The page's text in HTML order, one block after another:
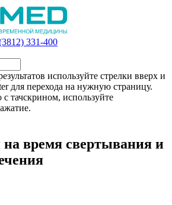
331-400
используйте стрелки вверх и
для перехода на нужную страницу.
с тачскрином, используйте
время свертывания и